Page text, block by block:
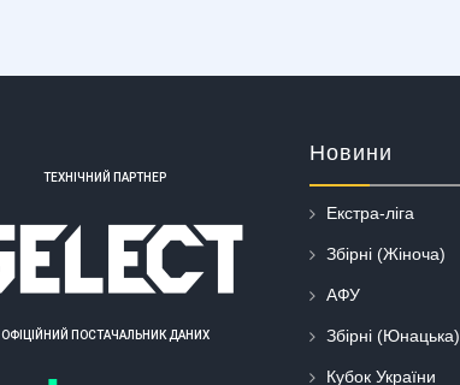
ТЕХНІЧНИЙ ПАРТНЕР
ОФІЦІЙНИЙ ПОСТАЧАЛЬНИК ДАНИХ
Новини
Екстра-ліга
Збірні (Жіноча)
АФУ
Збірні (Юнацька)
Кубок України